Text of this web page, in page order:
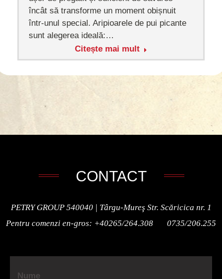
încât să transforme un moment obișnuit
într-unul special. Aripioarele de pui picante
sunt alegerea ideală:…
Citește mai mult
CONTACT
PETRY GROUP 540040 | Târgu-Mureş Str. Scăricica nr. 1
Pentru comenzi en-gros: +40265/264.308 0735/206.255